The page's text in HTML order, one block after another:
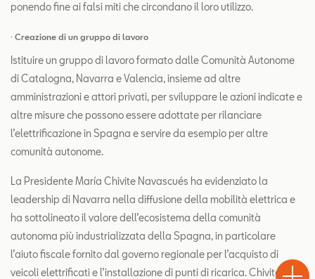
ponendo fine ai falsi miti che circondano il loro utilizzo.
· Creazione di un gruppo di lavoro
Istituire un gruppo di lavoro formato dalle Comunità Autonome
di Catalogna, Navarra e Valencia, insieme ad altre
amministrazioni e attori privati, per sviluppare le azioni indicate e
altre misure che possono essere adottate per rilanciare
l’elettrificazione in Spagna e servire da esempio per altre
comunità autonome.
La Presidente María Chivite Navascués ha evidenziato la
leadership di Navarra nella diffusione della mobilità elettrica e
ha sottolineato il valore dell’ecosistema della comunità
autonoma più industrializzata della Spagna, in particolare
l’aiuto fiscale fornito dal governo regionale per l’acquisto di
veicoli elettrificati e l’installazione di punti di ricarica. Chivite ha
Test
Drive
Chiama